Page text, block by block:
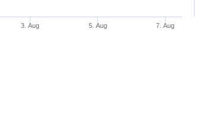
3. Aug 5. Aug 7. Aug